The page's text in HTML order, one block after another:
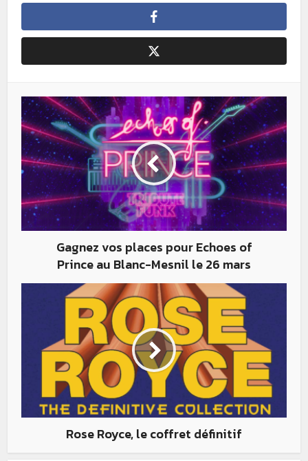
Gagnez vos places pour Echoes of
Prince au Blanc-Mesnil le 26 mars
Rose Royce, le coffret définitif